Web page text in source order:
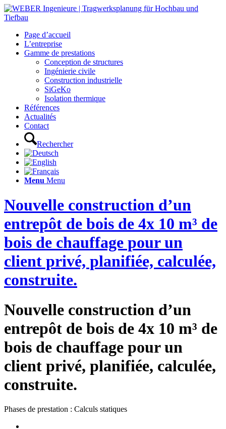
Page d’accueil
L’entreprise
Gamme de prestations
Conception de structures
Ingénierie civile
Construction industrielle
SiGeKo
Isolation thermique
Références
Actualités
Contact
Rechercher
Menu Menu
Nouvelle construction d’un
entrepôt de bois de 4x 10 m³ de
bois de chauffage pour un
client privé, planifiée, calculée,
construite.
Nouvelle construction d’un
entrepôt de bois de 4x 10 m³ de
bois de chauffage pour un
client privé, planifiée, calculée,
construite.
Phases de prestation : Calculs statiques